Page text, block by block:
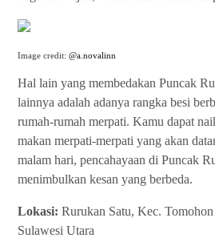
Image credit: @a.novalinn
Hal lain yang membedakan Puncak
lainnya adalah adanya rangka besi
rumah-rumah merpati. Kamu dapat
makan merpati-merpati yang akan
malam hari, pencahayaan di Puncak
menimbulkan kesan yang berbeda.
Lokasi: Rurukan Satu, Kec.
Sulawesi Utara